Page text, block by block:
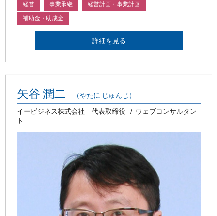
経営 事業承継 経営計画・事業計画
補助金・助成金
詳細を見る
矢谷 潤二 （やたに じゅんじ）
イービジネス株式会社 代表取締役
ウェブコンサルタン
ト